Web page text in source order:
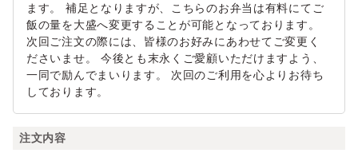
ます。 補足となりますが、こちらのお弁当は有料にてご
飯の量を大盛へ変更することが可能となっております。
次回ご注文の際には、皆様のお好みにあわせてご変更く
ださいませ。 今後とも末永くご愛顧いただけますよう、
一同で励んでまいります。 次回のご利用を心よりお待ち
しております。
注文内容